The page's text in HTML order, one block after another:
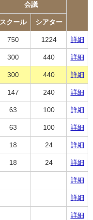
会議
スクール シアター
750 1224 詳細
300 440 詳細
300 440 詳細
147 240 詳細
63 100 詳細
63 100 詳細
18 24 詳細
18 24 詳細
詳細
詳細
詳細